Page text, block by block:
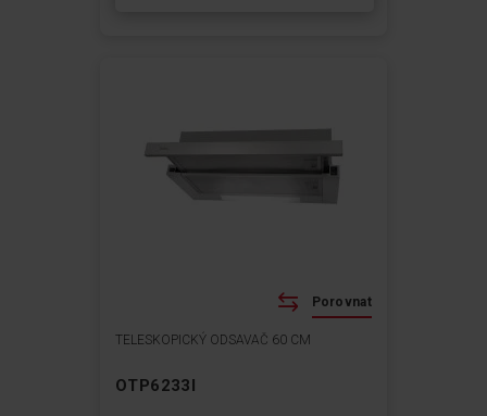
TELESKOPICKÝ ODSAVAČ 60 CM
OTP6233I
Porovnat